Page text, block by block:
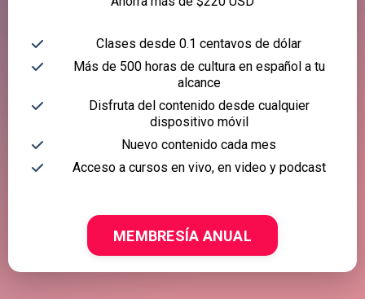
Clases desde 0.1 centavos de dólar
Más de 500 horas de cultura en español a tu
alcance
Disfruta del contenido desde cualquier
dispositivo móvil
Nuevo contenido cada mes
Acceso a cursos en vivo, en video y podcast
MEMBRESÍA ANUAL